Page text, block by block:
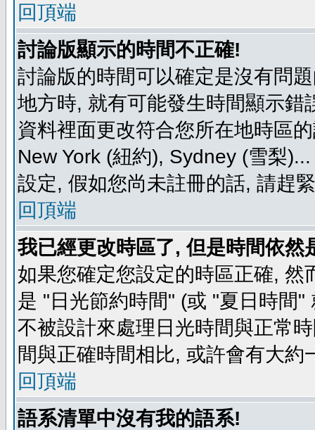
回頂端
討論版顯示的時間不正確!
討論版的時間可以確定是沒有問
地方時, 就有可能發生時間顯示
資料裡面更改符合您所在地時區
New York (紐約), Sydney (雪梨
設定, 假如您尚未註冊的話, 請趕
回頂端
我已經更改時區了, 但是時間依然
如果您確定您設定的時區正確,
是 "日光節約時間" (或 "夏日時間
不被設計來處理日光時間與正常
間與正確時間相比, 或許會有大約
回頂端
語系清單中沒有我的語系!